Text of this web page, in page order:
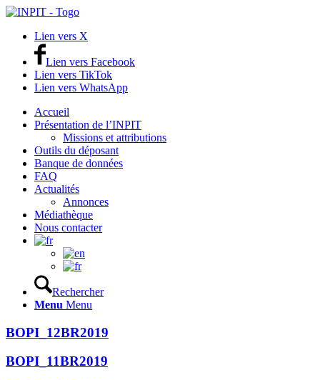
Lien vers X
Lien vers Facebook
Lien vers TikTok
Lien vers WhatsApp
Accueil
Présentation de l’INPIT
Missions et attributions
Outils du déposant
Banque de données
FAQ
Actualités
Annonces
Médiathèque
Nous contacter
Rechercher
Menu Menu
BOPI_12BR2019
BOPI_11BR2019